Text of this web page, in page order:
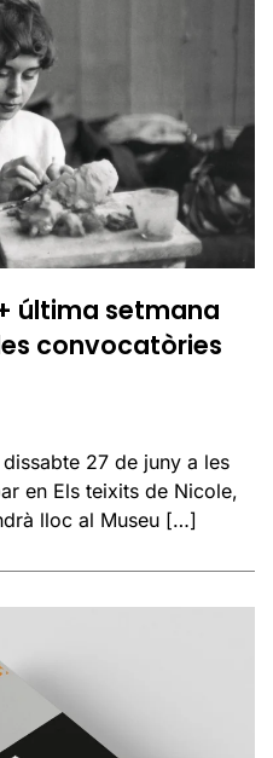
última setmana
convocatòries
27 de juny a les
en Els teixits de Nicole,
lloc al Museu […]